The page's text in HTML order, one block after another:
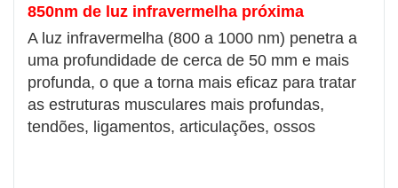
850nm de luz infravermelha próxima
A luz infravermelha (800 a 1000 nm) penetra a
uma profundidade de cerca de 50 mm e mais
profunda, o que a torna mais eficaz para tratar
as estruturas musculares mais profundas,
tendões, ligamentos, articulações, ossos